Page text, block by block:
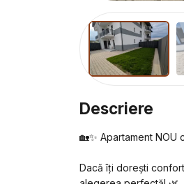
Descriere
🏡✨ Apartament
Dacă îți dorești